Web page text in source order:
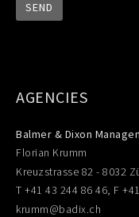
AGENCIES
Balmer & Dixon
Florian Krumm
Kreuzstrasse 82 - 8032
T +41 43 244 86 46, F
krumm@badix.ch